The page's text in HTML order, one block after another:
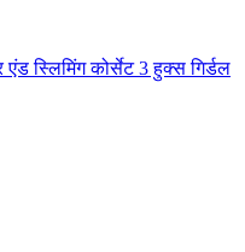
स्लिमिंग कोर्सेट 3 हुक्स गिर्डल